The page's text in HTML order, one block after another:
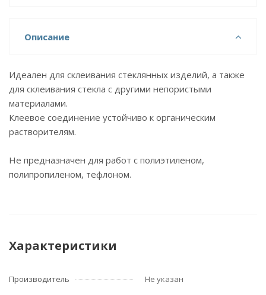
Описание
Идеален для склеивания стеклянных изделий, а также
для склеивания стекла с другими непористыми
материалами.
Клеевое соединение устойчиво к органическим
растворителям.
Не предназначен для работ с полиэтиленом,
полипропиленом, тефлоном.
Характеристики
Производитель Не указан